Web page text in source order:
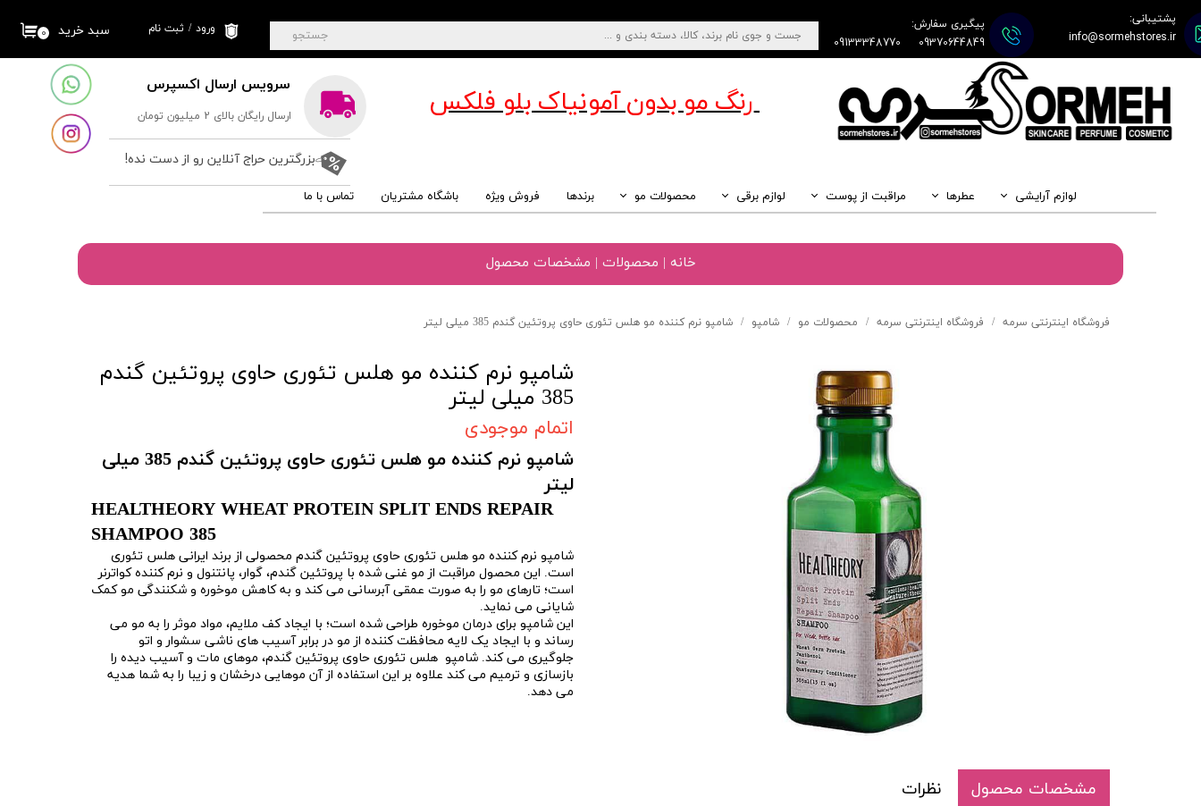
سرویس ارسال اکسپرس
ارسال رایگان بالای 2 میلیون تومان
جستجو
پشتیبانی:
info@sormehstores.ir
پیگیری سفارش:
09370644849
09133348770 ۰ سبد خرید ورود / ثبت نام
تغییر گذر واژه
سفارشات
خروج از حساب
کاربری
بزرگترین حراج آنلاین رو از دست نده!
لوازم آرایشی عطرها مراقبت از پوست لوازم برقی محصولات مو برندها فروش ویژه باشگاه مشتریان تماس با ما
رنگ مو بدون آمونیاکبلو فلکس
خانه | محصولات | مشخصات محصول
فروشگاه اینترنتی سرمه فروشگاه اینترنتی سرمه محصولات مو شامپو شامپو نرم کننده مو هلس تئوری حاوی پروتئین گندم 385 میلی لیتر
شامپو نرم کننده مو هلس تئوری حاوی پروتئین گندم
385 میلی لیتر
اتمام موجودی
شامپو نرم کننده مو هلس تئوری حاوی پروتئین گندم 385 میلی
لیتر
HEALTHEORY WHEAT PROTEIN SPLIT ENDS REPAIR
SHAMPOO 385
شامپو نرم کننده مو هلس تئوری حاوی پروتئین گندم محصولی از برند ایرانی هلس تئوری
است. این محصول مراقبت از مو غنی شده با پروتئین گندم، گوار، پانتنول و نرم کننده کواترنر
است؛ تارهای مو را به صورت عمقی آبرسانی می کند و به کاهش موخوره و شکنندگی مو کمک
شایانی می نماید.
این شامپو برای درمان موخوره طراحی شده است؛ با ایجاد کف ملایم، مواد موثر را به مو می
رساند و با ایجاد یک لایه محافظت کننده از مو در برابر آسیب های ناشی سشوار و اتو
جلوگیری می کند. شامپو هلس تئوری حاوی پروتئین گندم، موهای مات و آسیب دیده را
بازسازی و ترمیم می کند علاوه بر این استفاده از آن موهایی درخشان و زیبا را به شما هدیه
می دهد.
مشخصات محصول نظرات